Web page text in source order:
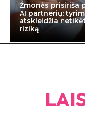
Žmonės prisiriša
AI partnerių:
atskleidžia
riziką